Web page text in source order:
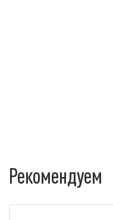
Рекомендуем